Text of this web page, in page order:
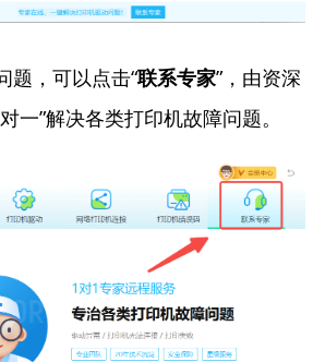
题，可以点击“联系专家”，由资深
一”解决各类打印机故障问题。